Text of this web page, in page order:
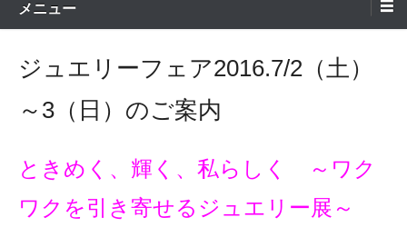
メニュー
ジュエリーフェア2016.7/2（土）
～3（日）のご案内
ときめく、輝く、私らしく ～ワク
ワクを引き寄せるジュエリー展～